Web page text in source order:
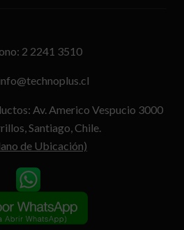
2 2241 3510
Av. Americo Vespucio 3000
Santiago, Chile.
de Ubicación)